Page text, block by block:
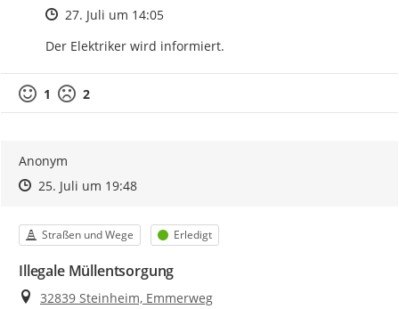
Zeitpunkt des Erstellens
27. Juli um 14:05
Der Elektriker wird informiert.
1 2
Anonym
Zeitpunkt des Erstellens
Zeitpunkt des Erstellens
25. Juli um 19:48Zur Äußerung
Kategorie
Straßen und Wege Status
Erledigt
Illegale Müllentsorgung
Ort
32839 Steinheim, Emmerweg